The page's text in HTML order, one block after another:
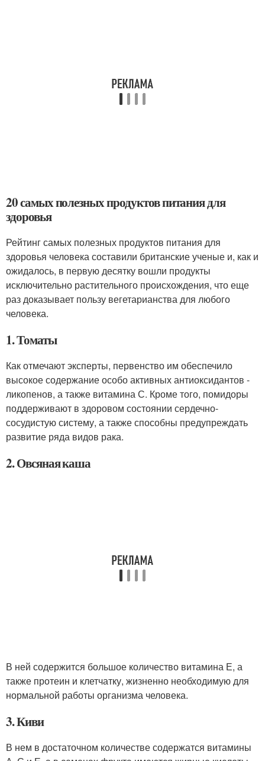
20 самых полезных продуктов питания для
здоровья
Рейтинг самых полезных продуктов питания для
здоровья человека составили британские ученые и, как и
ожидалось, в первую десятку вошли продукты
исключительно растительного происхождения, что еще
раз доказывает пользу вегетарианства для любого
человека.
1. Томаты
Как отмечают эксперты, первенство им обеспечило
высокое содержание особо активных антиоксидантов -
ликопенов, а также витамина С. Кроме того, помидоры
поддерживают в здоровом состоянии сердечно-
сосудистую систему, а также способны предупреждать
развитие ряда видов рака.
2. Овсяная каша
В ней содержится большое количество витамина Е, а
также протеин и клетчатку, жизненно необходимую для
нормальной работы организма человека.
3. Киви
В нем в достаточном количестве содержатся витамины